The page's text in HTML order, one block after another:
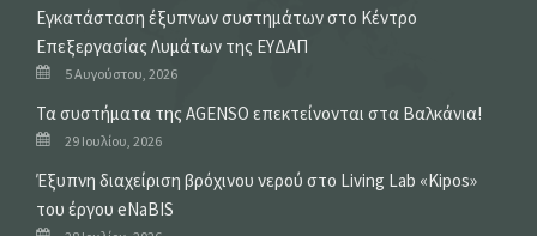
Εγκατάσταση έξυπνων συστημάτων στο Κέντρο
Επεξεργασίας Λυμάτων της ΕΥΔΑΠ
5 Αυγούστου, 2026
Τα συστήματα της AGENSO επεκτείνονται στα Βαλκάνια!
29 Ιουλίου, 2026
Έξυπνη διαχείριση βρόχινου νερού στο Living Lab «Kipos»
του έργου eNaBIS